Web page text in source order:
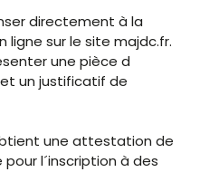
directement à la
ligne sur le site majdc.fr.
une pièce d
un justificatif de
une attestation de
l´inscription à des